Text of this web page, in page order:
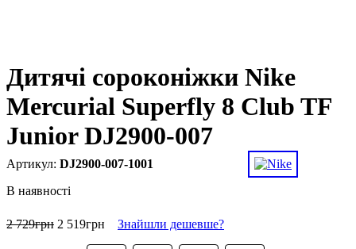
Дитячі сороконіжки Nike
Mercurial Superfly 8 Club TF
Junior DJ2900-007
DJ2900-007-1001
В наявності
2 729грн 2 519грн Знайшли дешевше?